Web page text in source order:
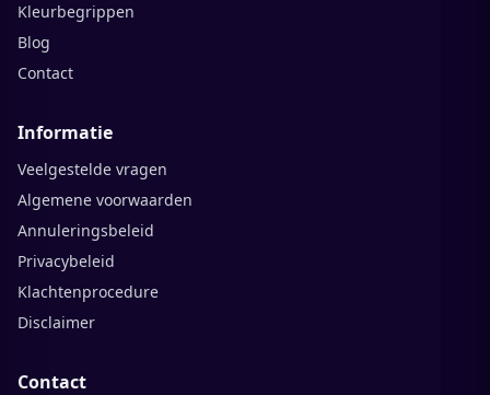
Kleurbegrippen
Blog
Contact
Informatie
Veelgestelde vragen
Algemene voorwaarden
Annuleringsbeleid
Privacybeleid
Klachtenprocedure
Disclaimer
Contact